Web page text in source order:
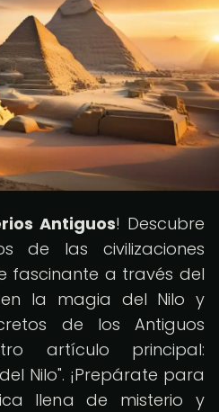
Antiguos! Descubre
de las civilizaciones
fascinante a través del
en la magia del Nilo y
de los Antiguos
artículo principal:
del Nilo". ¡Prepárate para
llena de misterio y